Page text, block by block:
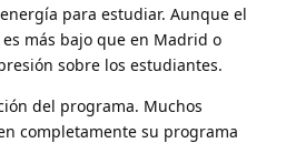
para estudiar. Aunque el
más bajo que en Madrid o
sobre los estudiantes.
del programa. Muchos
completamente su programa